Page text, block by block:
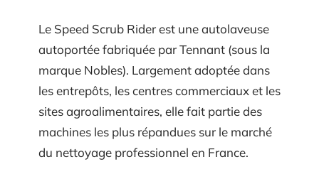
Le Speed Scrub Rider est une autolaveuse
autoportée fabriquée par Tennant (sous la
marque Nobles). Largement adoptée dans
les entrepôts, les centres commerciaux et les
sites agroalimentaires, elle fait partie des
machines les plus répandues sur le marché
du nettoyage professionnel en France.